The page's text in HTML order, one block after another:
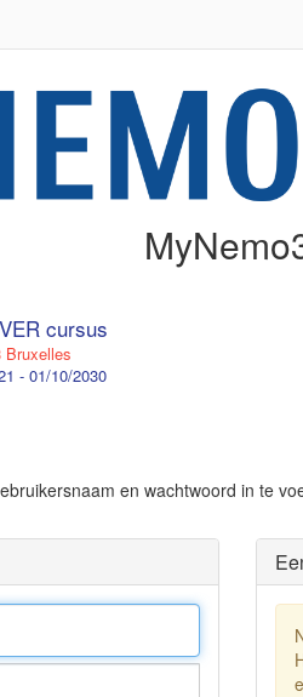
cursus
Bruxelles
- 01/10/2030
en wachtwoord in te